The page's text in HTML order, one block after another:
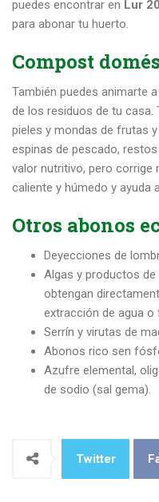
puedes encontrar en Lur
para abonar tu huerto.
Compost
También puedes animarte
de los residuos de tu casa.
pieles y mondas de frutas
espinas de pescado,
valor nutritivo, pero corrige
caliente y húmedo y ayuda
Otros abonos
Deyecciones de
Algas y productos de
obtengan
extracción de agua o
Serrín y virutas de
Abonos rico sen
Azufre elemental,
de sodio (sal gema).
Twitter